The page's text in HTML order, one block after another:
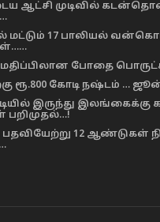
ஆட்சி முடிவில்
மட்டும் 17 பாலியல்
மதிப்பிலான போதை
ரூ.800 கோடி நஷ்டம் …
இருந்து இலங்கைக்கு
பறிமுதல்…!
பதவியேற்று 12 ஆண்டுகள்